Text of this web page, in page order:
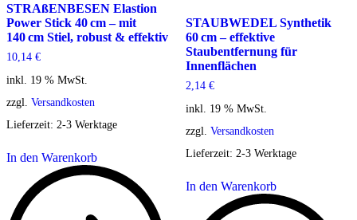
STRAßENBESEN Elastion
Power Stick 40 cm – mit
140 cm Stiel, robust & effektiv
10,14 €
inkl. 19 % MwSt.
zzgl. Versandkosten
Lieferzeit: 2-3 Werktage
In den Warenkorb
STAUBWEDEL Synthetik
60 cm – effektive
Staubentfernung für
Innenflächen
2,14 €
inkl. 19 % MwSt.
zzgl. Versandkosten
Lieferzeit: 2-3 Werktage
In den Warenkorb